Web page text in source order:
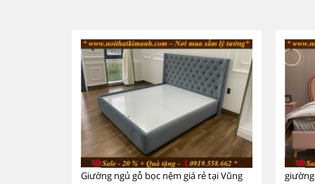
Giường ngủ gỗ bọc nệm giá rẻ tại Vũng